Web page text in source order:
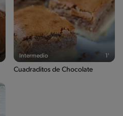
Intermedio 1'
Cuadraditos de Chocolate